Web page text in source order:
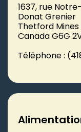
1637, rue
Donat Grenier
Thetford
Canada G6G
Téléphone :